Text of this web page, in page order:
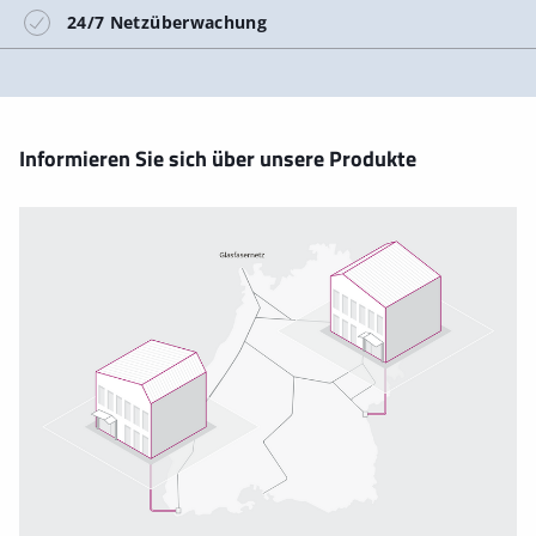
24/7 Netzüberwachung
Informieren Sie sich über unsere Produkte